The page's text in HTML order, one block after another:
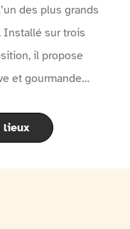
des plus grands
Installé sur trois
il propose
et gourmande
expositions
des films, des quiz
en 11 langues,
de la frite à
lieux
générales